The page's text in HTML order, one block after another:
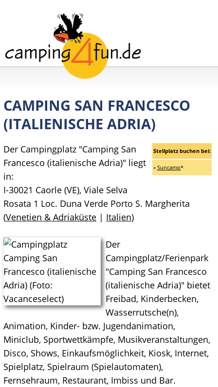
CAMPING SAN FRANCESCO
(ITALIENISCHE ADRIA)
Stellplatz buchen bei:
»Suncamp*
Der Campingplatz "Camping San
Francesco (italienische Adria)" liegt
in:
I-30021 Caorle (VE), Viale Selva
Rosata 1 Loc. Duna Verde Porto S. Margherita
(Venetien & Adriaküste | Italien)
Der
Campingplatz/Ferienpark
"Camping San Francesco
(italienische Adria)" bietet
Freibad, Kinderbecken,
Wasserrutsche(n),
Animation, Kinder- bzw. Jugendanimation,
Miniclub, Sportwettkämpfe, Musikveranstaltungen,
Disco, Shows, Einkaufsmöglichkeit, Kiosk, Internet,
Spielplatz, Spielraum (Spielautomaten),
Fernsehraum, Restaurant, Imbiss und Bar.